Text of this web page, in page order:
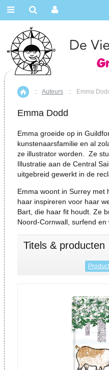
Home
:: Auteurs :: Emma
Emma Dodd
Emma groeide op in
kunstenaarsfamilie en al
ze illustrator worden. Ze
Illustratie aan de Central
uitgebreid gewerkt in de
Emma woont in Surrey met
haar inspireren voor haar
Bart, die haar fit houdt. Ze
Noord-Cornwall, surfend
Titels & producten